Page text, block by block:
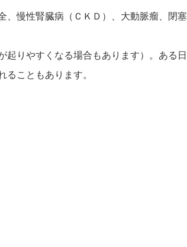
、慢性腎臓病（ＣＫＤ）、大動脈瘤、閉塞
りやすくなる場合もあります）。ある日
こともあります。